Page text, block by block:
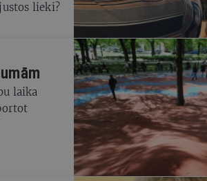
lieki?
laika